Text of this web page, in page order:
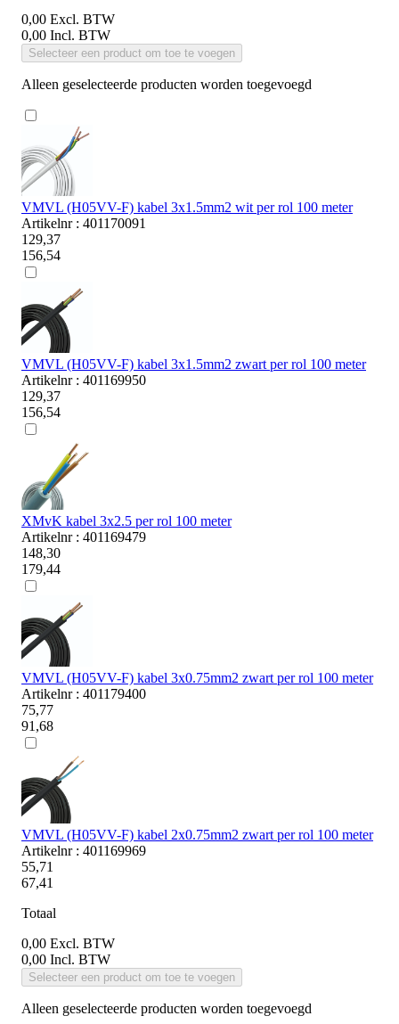
0,00 Excl. BTW
0,00 Incl. BTW
Selecteer een product om toe te voegen
Alleen geselecteerde producten worden toegevoegd
VMVL (H05VV-F) kabel 3x1.5mm2 wit per rol 100 meter
Artikelnr : 401170091
129,37
156,54
VMVL (H05VV-F) kabel 3x1.5mm2 zwart per rol 100 meter
Artikelnr : 401169950
129,37
156,54
XMvK kabel 3x2.5 per rol 100 meter
Artikelnr : 401169479
148,30
179,44
VMVL (H05VV-F) kabel 3x0.75mm2 zwart per rol 100 meter
Artikelnr : 401179400
75,77
91,68
VMVL (H05VV-F) kabel 2x0.75mm2 zwart per rol 100 meter
Artikelnr : 401169969
55,71
67,41
Totaal
0,00 Excl. BTW
0,00 Incl. BTW
Selecteer een product om toe te voegen
Alleen geselecteerde producten worden toegevoegd